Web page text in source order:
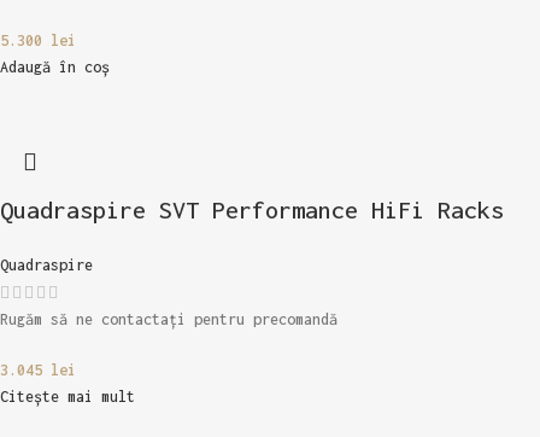
5.300 lei
Adaugă în coș
Quadraspire SVT Performance HiFi Racks
Quadraspire
Rugăm să ne contactați pentru precomandă
3.045 lei
Citește mai mult